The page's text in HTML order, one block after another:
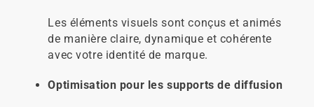
Les éléments visuels sont conçus et animés
de manière claire, dynamique et cohérente
avec votre identité de marque.
Optimisation pour les supports de diffusion